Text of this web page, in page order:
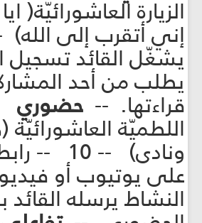
الزيارة العاشورائيّة(
يشغّل القائد تسجيل
يطلب من أحد
قراءتها. -- حضوري
اللطميّة
ونادى) --
على يوتيوب أو
النشاط يرسله القائد